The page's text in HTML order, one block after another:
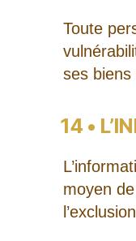
Toute
ses biens
14 •
moyen